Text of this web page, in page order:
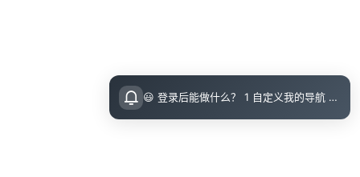
😃 登录后能做什么？ 1 自定义我的导航 导航页面顶栏 图标点击即可设置 2 收藏小站内的文章 把喜欢的文章收藏起来，随时回顾 3 评论留言 参与讨论，和其他小伙伴交流想法 💡 登录指引 右上角点击访问后可直接邮箱登录（无需注册）